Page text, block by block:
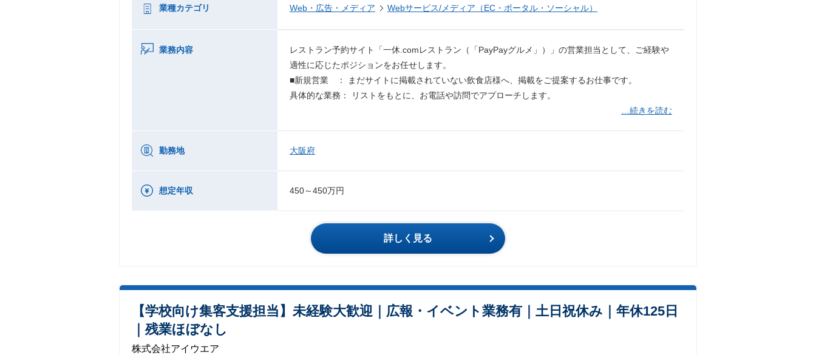
業種カテゴリ Web・広告・メディア Webサービス/メディア（EC・ポータル・ソーシャル）
業務内容
レストラン予約サイト「一休.comレストラン（「PayPayグルメ」）」の営業担当として、ご経験や
適性に応じたポジションをお任せします。
■新規営業 ： まだサイトに掲載されていない飲食店様へ、掲載をご提案するお仕事です。
具体的な業務： リストをもとに、お電話や訪問でアプローチします。
…続きを読む
勤務地 大阪府
想定年収 450～450万円
詳しく見る
【学校向け集客支援担当】未経験大歓迎｜広報・イベント業務有｜土日祝休み｜年休125日
｜残業ほぼなし
株式会社アイウエア